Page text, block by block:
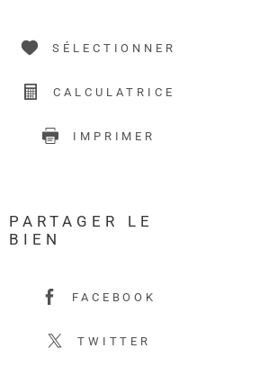
SÉLECTIONNER
CALCULATRICE
IMPRIMER
PARTAGER LE
BIEN
FACEBOOK
TWITTER